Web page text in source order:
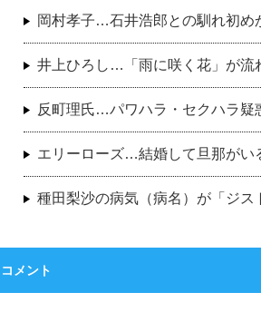
岡村孝子…石井浩郎との馴れ初め
井上ひろし…「雨に咲く花」が流
反町理氏…パワハラ・セクハラ疑
エリーローズ…結婚して旦那がい
種田梨沙の病気（病名）が「ジス
コメント